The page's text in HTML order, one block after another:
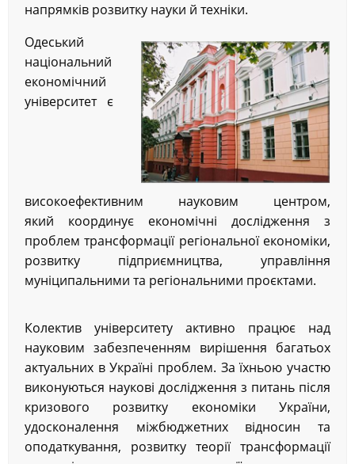
напрямків розвитку науки й техніки.
Одеський
національний
економічний
університет є
високоефективним науковим центром,
який координує економічні дослідження з
проблем трансформації регіональної економіки,
розвитку підприємництва, управління
муніципальними та регіональними проєктами.
Колектив університету активно працює над
науковим забезпеченням вирішення багатьох
актуальних в Україні проблем. За їхньою участю
виконуються наукові дослідження з питань після
кризового розвитку економіки України,
удосконалення міжбюджетних відносин та
оподаткування, розвитку теорії трансформації